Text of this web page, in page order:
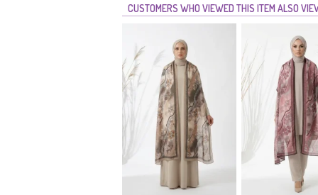
CUSTOMERS WHO VIEWED THIS ITEM ALSO